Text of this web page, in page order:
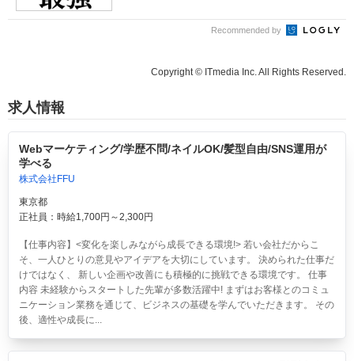
Recommended by
Copyright © ITmedia Inc. All Rights Reserved.
求人情報
Webマーケティング/学歴不問/ネイルOK/髪型自由/SNS運用が
学べる
株式会社FFU
東京都
正社員：時給1,700円～2,300円
【仕事内容】<変化を楽しみながら成長できる環境!> 若い会社だからこ
そ、一人ひとりの意見やアイデアを大切にしています。 決められた仕事だ
けではなく、 新しい企画や改善にも積極的に挑戦できる環境です。 仕事
内容 未経験からスタートした先輩が多数活躍中! まずはお客様とのコミュ
ニケーション業務を通じて、ビジネスの基礎を学んでいただきます。 その
後、適性や成長に...